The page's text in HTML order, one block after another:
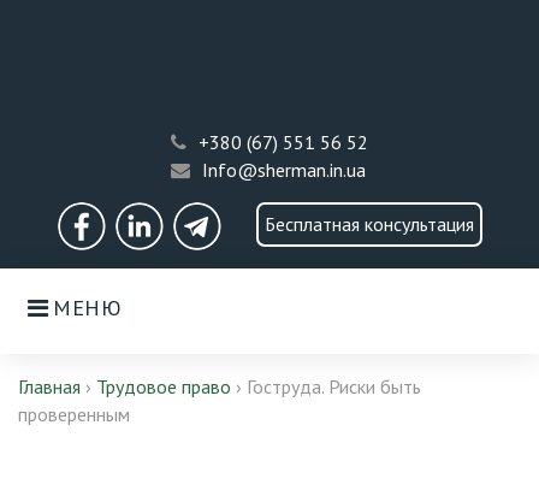
+380 (67) 551 56 52
Info@sherman.in.ua
FacebookLinkedinTelegram
Бесплатная консультация
МЕНЮ
Главная › Трудовое право › Гоструда. Риски быть
проверенным